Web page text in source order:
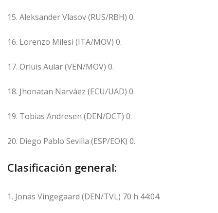
15. Aleksander Vlasov (RUS/RBH) 0.
16. Lorenzo Milesi (ITA/MOV) 0.
17. Orluis Aular (VEN/MOV) 0.
18. Jhonatan Narváez (ECU/UAD) 0.
19. Tobias Andresen (DEN/DCT) 0.
20. Diego Pablo Sevilla (ESP/EOK) 0.
Clasificación general:
1. Jonas Vingegaard (DEN/TVL) 70 h 44:04.